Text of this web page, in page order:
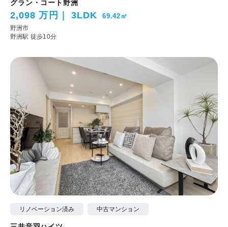
グラン・コート野洲
2,098 万円 3LDK 69.42㎡
野洲市
野洲駅 徒歩10分
リノベーション済み 中古マンション